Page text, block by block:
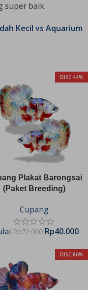
super baik.
Kecil vs Aquarium
DISC 44%
Plakat Barongsai
(Paket Breeding)
Cupang
Rp72.000 Rp40.000
DISC 86%